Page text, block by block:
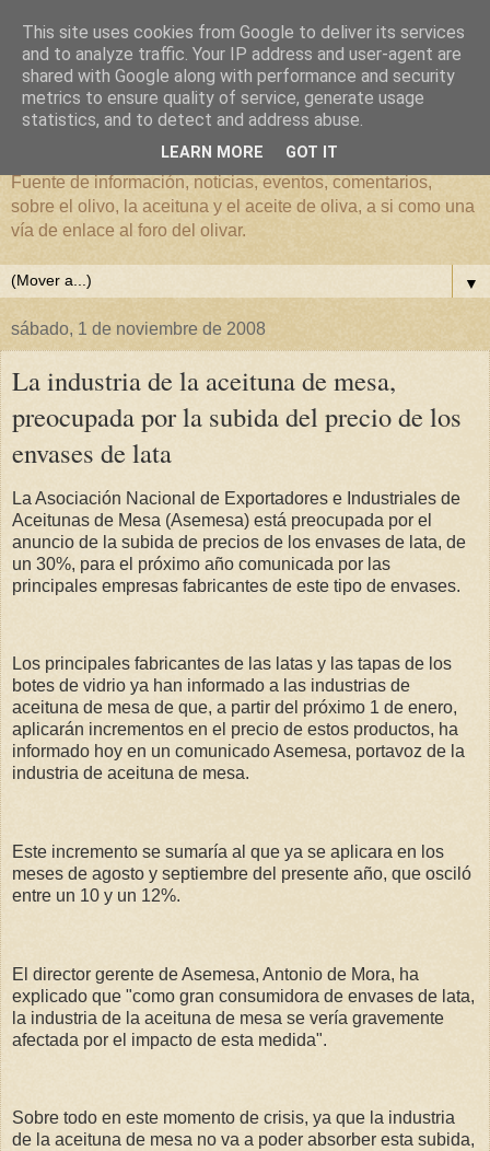
El mundo del Olivar
Fuente de información, noticias, eventos, comentarios,
sobre el olivo, la aceituna y el aceite de oliva, a si como una
vía de enlace al foro del olivar.
▼
sábado, 1 de noviembre de 2008
La industria de la aceituna de mesa,
preocupada por la subida del precio de los
envases de lata
La Asociación Nacional de Exportadores e Industriales de
Aceitunas de Mesa (Asemesa) está preocupada por el
anuncio de la subida de precios de los envases de lata, de
un 30%, para el próximo año comunicada por las
principales empresas fabricantes de este tipo de envases.
Los principales fabricantes de las latas y las tapas de los
botes de vidrio ya han informado a las industrias de
aceituna de mesa de que, a partir del próximo 1 de enero,
aplicarán incrementos en el precio de estos productos, ha
informado hoy en un comunicado Asemesa, portavoz de la
industria de aceituna de mesa.
Este incremento se sumaría al que ya se aplicara en los
meses de agosto y septiembre del presente año, que osciló
entre un 10 y un 12%.
El director gerente de Asemesa, Antonio de Mora, ha
explicado que "como gran consumidora de envases de lata,
la industria de la aceituna de mesa se vería gravemente
afectada por el impacto de esta medida".
Sobre todo en este momento de crisis, ya que la industria
de la aceituna de mesa no va a poder absorber esta subida,
This site uses cookies from Google to deliver its services
and to analyze traffic. Your IP address and user-agent are
shared with Google along with performance and security
metrics to ensure quality of service, generate usage
statistics, and to detect and address abuse.
LEARN MORE GOT IT